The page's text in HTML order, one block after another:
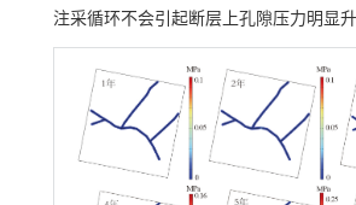
注采循环不会引起断层上孔隙压力明显升